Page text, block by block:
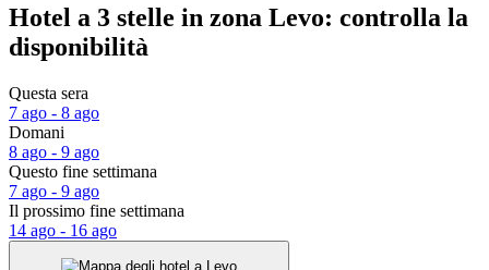
Hotel a 3 stelle in zona Levo: controlla la
disponibilità
Questa sera
7 ago - 8 ago
Domani
8 ago - 9 ago
Questo fine settimana
7 ago - 9 ago
Il prossimo fine settimana
14 ago - 16 ago